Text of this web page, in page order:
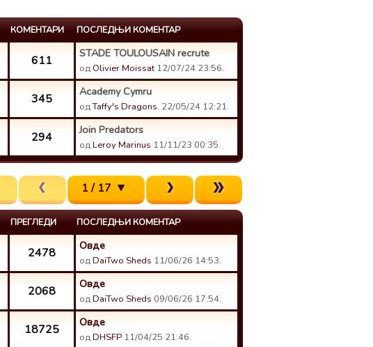
КОМЕНТАРИ ПОСЛЕДЊИ КОМЕНТАР
611 STADE TOULOUSAIN recrute
од Olivier Moissat12/07/24 23:56.
345 Academy Cymru
одTaffy's Dragons. 22/05/24 12:21.
294 Join Predators
одLeroy Marinus 11/11/23 00:35.
1 / 17
ПРЕГЛЕДИ ПОСЛЕДЊИ КОМЕНТАР
2478 Овде
одDaiTwo Sheds 11/06/26 14:53.
2068 Овде
одDaiTwo Sheds 09/06/26 17:54.
18725 Овде
одDHSFP 11/04/25 21:46.